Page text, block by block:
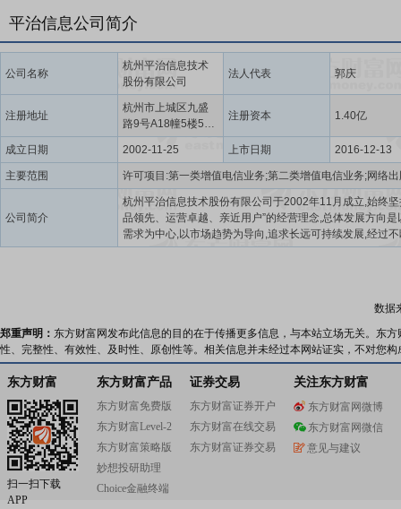
平治信息公司简介
公司名称
杭州平治信息技术
股份有限公司
法人代表 郭庆
注册地址
杭州市上城区九盛
路9号A18幢5楼518
室
注册资本 1.40亿
成立日期 2002-11-25 上市日期 2016-12-13
主要范围
公司简介
杭州平治信息技术股份有限公司于2002年11月成立,始终坚
品领先、运营卓越、亲近用户”的经营理念,总体发展方向是
需求为中心,以市场趋势为导向,追求长远可持续发展,经过
壮大,平治信息于2016年12月成功上市,登录深圳证券交易
过参与通信运营商的招投标获取订单。公司经营理念为快
低成本、高质量、优服务,以市场需求为第一导向,对市场需
敏锐的洞察力和把控能力。公司目前主营业务具体可分为
庭业务和5G通信业务,其中智慧家庭业务为公司的核心业务
智慧家庭业务2019年4月,公司收购深圳兆能讯通51%股权,
设备等的研发、生产、销售和服务,主营智慧家庭网关
IPTV/OTT终端等网络智能终端设备。鉴于智慧家庭市场和
衍生市场规模未来几年将持续保持高速增长的态势,借助深
业务开展中所积累的在宽带网络和移动通信网络等新技术
应用能力,利用公司的平台优势和市场经验,公司积极布局智
产品以及5G通信衍生市场,为公司寻找新的利润增长点。目
数据
郑重声明： 东方财富网发布此信息的目的在于传播更多信息，与本站立场无关。东
性、完整性、有效性、及时性、原创性等。相关信息并未经过本网站证实，不对您
东方财富
扫一扫下载
APP
东方财富产品
东方财富免费版
东方财富Level-2
东方财富策略版
妙想投研助理
Choice金融终端
证券交易
东方财富证券开户
东方财富在线交易
东方财富证券交易
关注东方财富
东方财富网微博
东方财富网微信
意见与建议